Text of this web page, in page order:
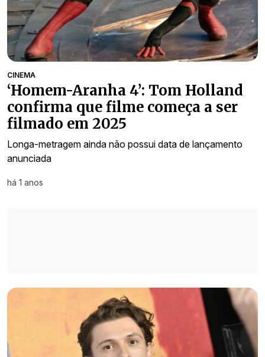
CINEMA
‘Homem-Aranha 4’: Tom Holland
confirma que filme começa a ser
filmado em 2025
Longa-metragem ainda não possui data de lançamento
anunciada
há 1 anos